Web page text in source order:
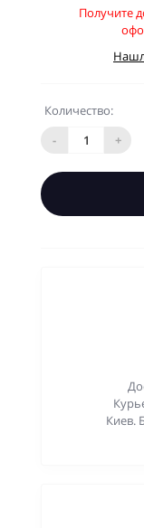
Получите
Количество:
-
+
Киев.